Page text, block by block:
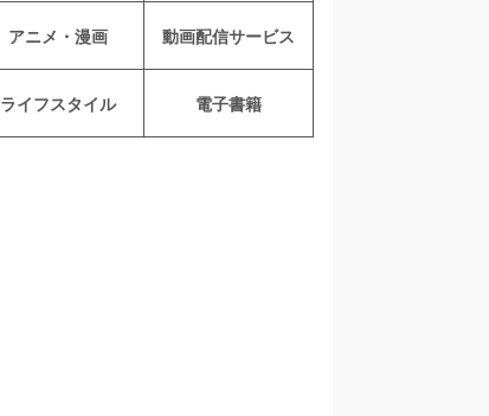
アニメ・漫画 動画配信サービス
ライフスタイル 電子書籍